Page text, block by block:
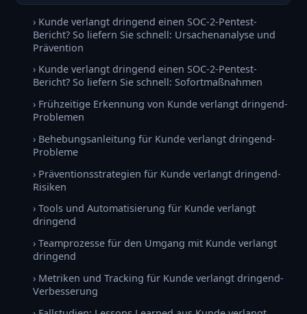
› Kunde verlangt dringend einen SOC-2-Pentest-
Bericht? So liefern Sie schnell: Ursachenanalyse und
Prävention
› Kunde verlangt dringend einen SOC-2-Pentest-
Bericht? So liefern Sie schnell: Sofortmaßnahmen
› Frühzeitige Erkennung von Kunde verlangt dringend-
Problemen
› Behebungsanleitung für Kunde verlangt dringend-
Probleme
› Präventionsstrategien für Kunde verlangt dringend-
Risiken
› Tools und Automatisierung für Kunde verlangt
dringend
› Teamprozesse für den Umgang mit Kunde verlangt
dringend
› Metriken und Tracking für Kunde verlangt dringend-
Verbesserung